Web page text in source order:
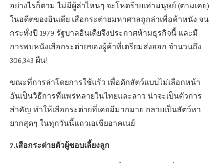
อย่างไรก็ตาม ไม่มีผู้ล่าไหนๆ จะโหดร้ายเท่ามนุษย์ (ตามเคย)
ในอดีตของอินเดีย เสือกระต่ายมหาศาลถูกล่าเพื่อค้าหนัง จน
กระทั่งปี 1979 รัฐบาลอินเดียจึงประกาศห้ามธุรกิจนี้ และมี
การพบหนังเสือกระต่ายของผู้ค้าที่เตรียมส่งออก จำนวนถึง
306,343 ผืน!
ขณะที่การล่าโดยการใช้แร้ว เพื่อดักสัตว์แบบไม่เลือกหน้า
อันเป็นวิธีการที่แพร่หลายในไทยและลาว น่าจะเป็นตัวการ
สำคัญ ทำให้เสือกระต่ายที่เคยมีมากมาย กลายเป็นสัตว์หา
ยากสุดๆ ในทุกวันนี้แถวเอเชียอาคเนย์
7.เสือกระต่ายตัวผู้ชอบเลี้ยงลูก